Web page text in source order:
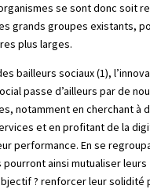
se sont donc soit
grands groupes existants,
plus larges.
bailleurs sociaux(1),
passe d’ailleurs par de
notamment en cherchant à
et en profitant de la
performance. En se
pourront ainsi mutualiser leurs
? renforcer leur solidité